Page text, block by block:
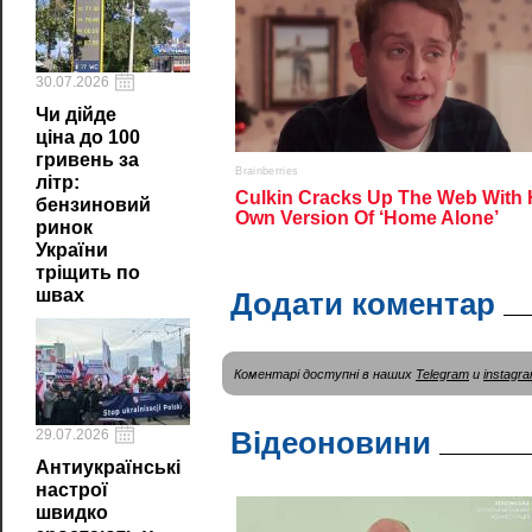
30.07.2026
Чи дійде
ціна до 100
гривень за
літр:
бензиновий
ринок
України
тріщить по
швах
29.07.2026
Антиукраїнські
настрої
швидко
Додати коментар
Коментарі доступні в наших Telegram и
Відеоновини